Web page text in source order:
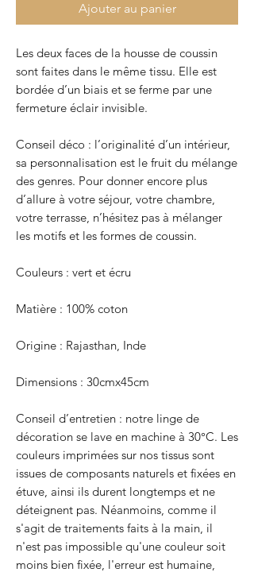
Ajouter au panier
Les deux faces de la housse de coussin
sont faites dans le même tissu. Elle est
bordée d’un biais et se ferme par une
fermeture éclair invisible.
Conseil déco : l’originalité d’un intérieur,
sa personnalisation est le fruit du mélange
des genres. Pour donner encore plus
d’allure à votre séjour, votre chambre,
votre terrasse, n’hésitez pas à mélanger
les motifs et les formes de coussin.
Couleurs : vert et écru
Matière : 100% coton
Origine : Rajasthan, Inde
Dimensions : 30cmx45cm
Conseil d’entretien : notre linge de
décoration se lave en machine à 30°C. Les
couleurs imprimées sur nos tissus sont
issues de composants naturels et fixées en
étuve, ainsi ils durent longtemps et ne
déteignent pas. Néanmoins, comme il
s'agit de traitements faits à la main, il
n'est pas impossible qu'une couleur soit
moins bien fixée, l'erreur est humaine,